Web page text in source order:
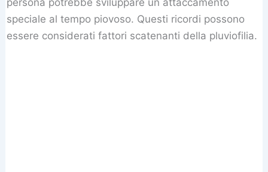
persona potrebbe sviluppare un attaccamento
speciale al tempo piovoso. Questi ricordi possono
essere considerati fattori scatenanti della pluviofilia.